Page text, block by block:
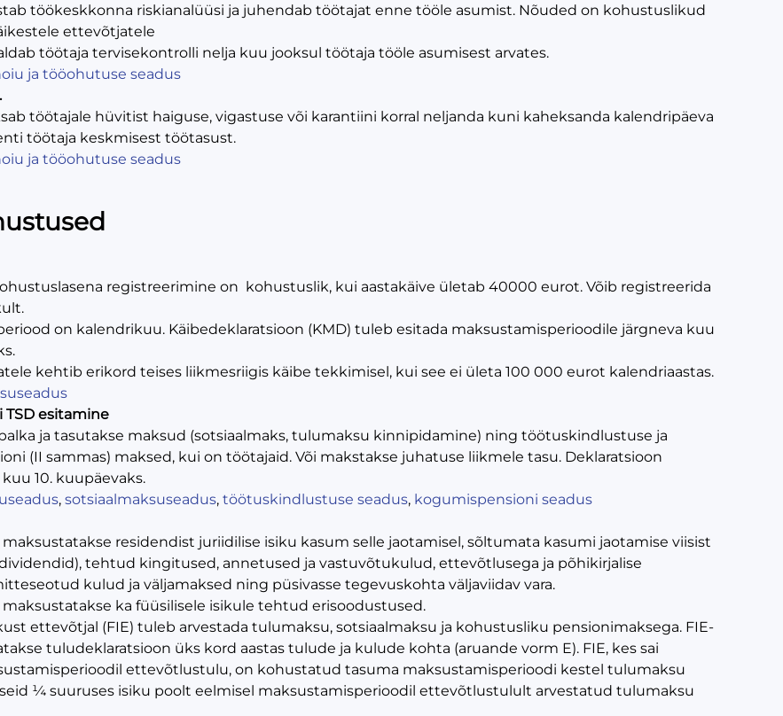
töökeskkonna riskianalüüsi ja juhendab töötajat enne tööle asumist. Nõuded on kohustuslikud
ettevõtjatele
töötaja tervisekontrolli nelja kuu jooksul töötaja tööle asumisest arvates.
ja tööohutuse seadus
töötajale hüvitist haiguse, vigastuse või karantiini korral neljanda kuni kaheksanda kalendripäeva
töötaja keskmisest töötasust.
ja tööohutuse seadus
registreerimine on kohustuslik, kui aastakäive ületab 40000 eurot. Võib registreerida
on kalendrikuu. Käibedeklaratsioon (KMD) tuleb esitada maksustamisperioodile järgneva kuu
kehtib erikord teises liikmesriigis käibe tekkimisel, kui see ei ületa 100 000 eurot kalendriaastas.
TSD esitamine
ja tasutakse maksud (sotsiaalmaks, tulumaksu kinnipidamine) ning töötuskindlustuse ja
(II sammas) maksed, kui on töötajaid. Või makstakse juhatuse liikmele tasu. Deklaratsioon
10. kuupäevaks.
, sotsiaalmaksuseadus, töötuskindlustuse seadus, kogumispensioni seadus
residendist juriidilise isiku kasum selle jaotamisel, sõltumata kasumi jaotamise viisist
tehtud kingitused, annetused ja vastuvõtukulud, ettevõtlusega ja põhikirjalise
kulud ja väljamaksed ning püsivasse tegevuskohta väljaviidav vara.
ka füüsilisele isikule tehtud erisoodustused.
ettevõtjal (FIE) tuleb arvestada tulumaksu, sotsiaalmaksu ja kohustusliku pensionimaksega. FIE-
tuludeklaratsioon üks kord aastas tulude ja kulude kohta (aruande vorm E). FIE, kes sai
ettevõtlustulu, on kohustatud tasuma maksustamisperioodi kestel tulumaksu
¼ suuruses isiku poolt eelmisel maksustamisperioodil ettevõtlustulult arvestatud tulumaksu